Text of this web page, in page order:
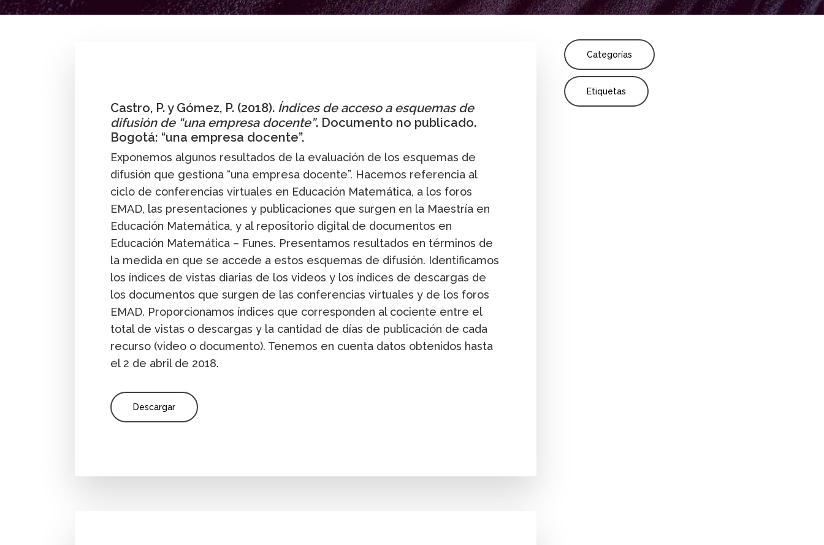
Publicación Recurso
Castro, P. y Gómez, P. (2018). Índices de acceso a esquemas de
difusión de “una empresa docente”. Documento no publicado.
Bogotá: “una empresa docente”.
Exponemos algunos resultados de la evaluación de los esquemas de
difusión que gestiona “una empresa docente”. Hacemos referencia al
ciclo de conferencias virtuales en Educación Matemática, a los foros
EMAD, las presentaciones y publicaciones que surgen en la Maestría en
Educación Matemática, y al repositorio digital de documentos en
Educación Matemática – Funes. Presentamos resultados en términos de
la medida en que se accede a estos esquemas de difusión. Identificamos
los índices de vistas diarias de los videos y los índices de descargas de
los documentos que surgen de las conferencias virtuales y de los foros
EMAD. Proporcionamos índices que corresponden al cociente entre el
total de vistas o descargas y la cantidad de días de publicación de cada
recurso (video o documento). Tenemos en cuenta datos obtenidos hasta
el 2 de abril de 2018.
Descargar
Categorías
Etiquetas